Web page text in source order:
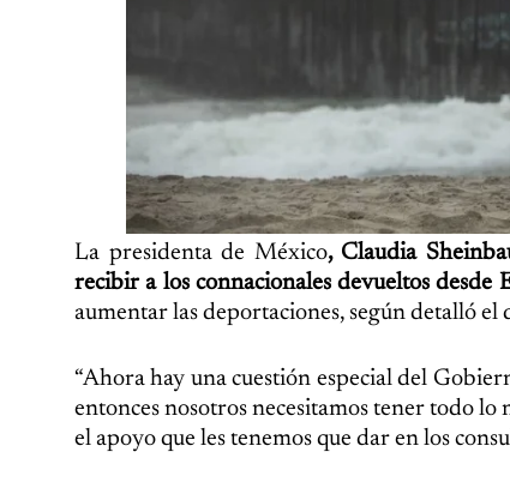
La presidenta de México, Claudia
recibir a los connacionales devueltos desde
aumentar las deportaciones, según detalló
“Ahora hay una cuestión especial del
entonces nosotros necesitamos tener todo
el apoyo que les tenemos que dar en los